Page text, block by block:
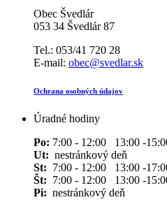
Obec Švedlár
053 34 Švedlár 87
Tel.: 053/41 720 28
E-mail: obec@svedlar.sk
Ochrana osobných údajov
Úradné hodiny
Po: 7:00 - 12:00 13:00 -
Ut: nestránkový deň
St: 7:00 - 12:00 13:00 -
Št: 7:00 - 12:00 13:00 -
Pi: nestránkový deň